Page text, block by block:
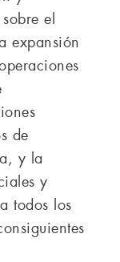
el
expansión
de
y la
y
todos los